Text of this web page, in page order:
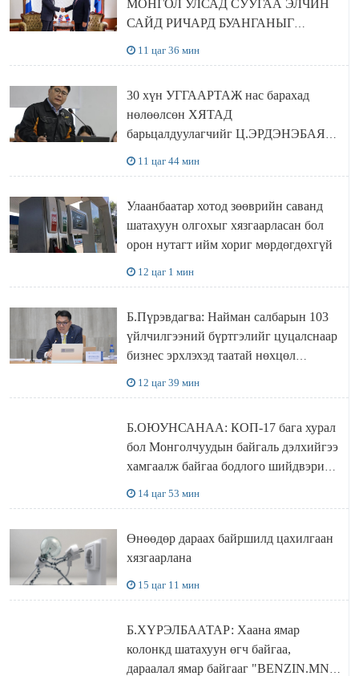
МОНГОЛ УЛСАД СУУГАА ЭЛЧИН
САЙД РИЧАРД БУАНГАНЫГ
11 цаг 36 мин
30 хүн УГГААРТАЖ нас барахад
нөлөөлсөн ХЯТАД
барьцалдуулагчийг Ц.ЭРДЭНЭБАЯР
11 цаг 44 мин
Улаанбаатар хотод зөөврийн саванд
шатахуун олгохыг хязгаарласан бол
орон нутагт ийм хориг мөрдөгдөхгүй
12 цаг 1 мин
Б.Пүрэвдагва: Найман салбарын 103
үйлчилгээний бүртгэлийг цуцалснаар
бизнес эрхлэхэд таатай нөхцөл
12 цаг 39 мин
Б.ОЮУНСАНАА: КОП-17 бага хурал
бол Монголчуудын байгаль дэлхийгээ
хамгаалж байгаа бодлого шийдвэрийг
14 цаг 53 мин
Өнөөдөр дараах байршилд цахилгаан
хязгаарлана
15 цаг 11 мин
Б.ХҮРЭЛБААТАР: Хаана ямар
колонкд шатахуун өгч байгаа,
дараалал ямар байгааг "BENZIN.MN”